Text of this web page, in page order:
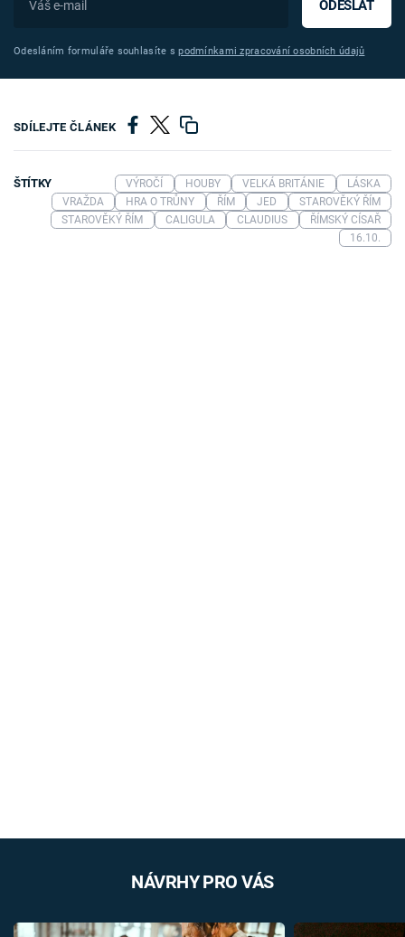
ODESLAT
Odesláním formuláře souhlasíte spodmínkami zpracování osobních údajů
SDÍLEJTE ČLÁNEK
ŠTÍTKY VÝROČÍ HOUBY VELKÁ BRITÁNIE
LÁSKA
VRAŽDA
HRA O TRŮNY ŘÍM JED
STAROVĚKÝ ŘÍM
STAROVĚKÝ ŘÍM
CALIGULA CLAUDIUS
ŘÍMSKÝ CÍSAŘ
16.10.
NÁVRHY PRO VÁS